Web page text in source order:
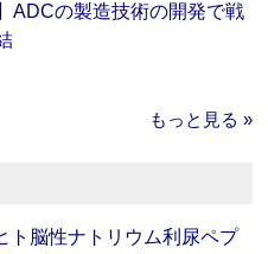
ADCの製造技術の開発で戦
もっと見る »
ト脳性ナトリウム利尿ペプ